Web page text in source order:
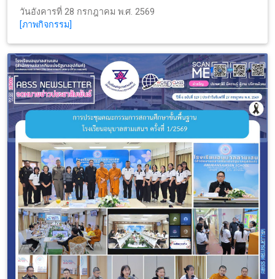
วันอังคารที่ 28 กรกฎาคม พ.ศ. 2569
[ภาพกิจกรรม]